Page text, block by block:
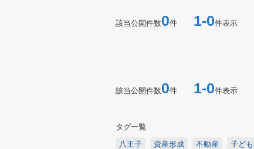
該当公開件数0件 1-0件表示
該当公開件数0件 1-0件表示
タグ一覧
八王子
資産形成 不動産 子ども